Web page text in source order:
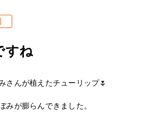
すね
さんが植えたチューリップ🌷
みが膨らんできました。